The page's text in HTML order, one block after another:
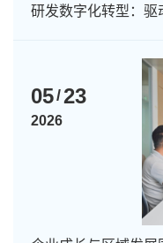
研发数字化转型：驱
05/23
2026